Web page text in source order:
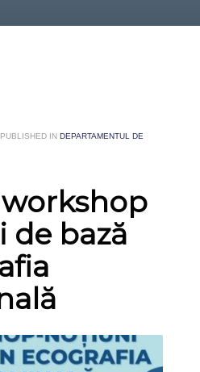
PUBLISHED INDEPARTAMENTUL DE
de bază